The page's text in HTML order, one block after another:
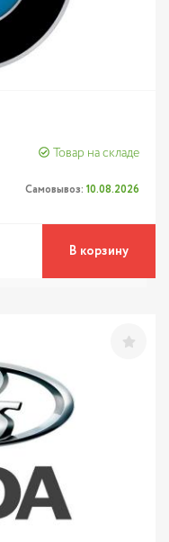
Товар на складе
Самовывоз: 10.08.2026
В корзину